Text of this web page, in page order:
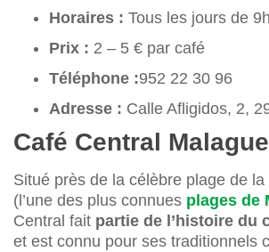
Horaires : Tous les jours de
Prix : 2 – 5 € par café
Téléphone :952 22 30 96
Adresse : Calle Afligidos, 2,
Café Central
Situé près de la célèbre plage de
(l’une des plus connues plages de
Central fait partie de l’histoire du
et est connu pour ses traditionnels